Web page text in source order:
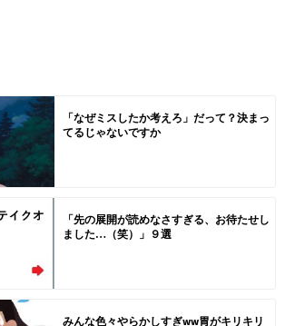
「なぜミスしたか考えろ」だって？決まっ
てるじゃないですか
「先の展開が読めなさすぎる、お待たせし
ました…（笑）」９選
みんな色々やらかしすぎww胃がキリキリ